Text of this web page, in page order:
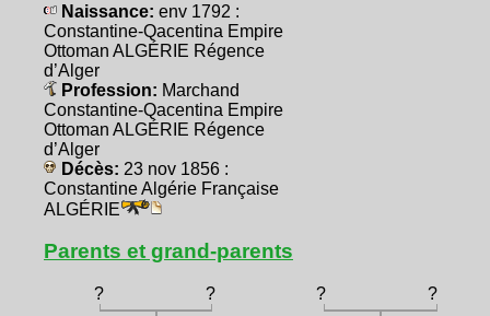
Naissance: env 1792 :
Constantine-Qacentina Empire
Ottoman ALGÉRIE Régence
d’Alger
Profession: Marchand
Constantine-Qacentina Empire
Ottoman ALGÉRIE Régence
d’Alger
Décès: 23 nov 1856 :
Constantine Algérie Française
ALGÉRIE
Parents et grand-parents
? ? ?
?